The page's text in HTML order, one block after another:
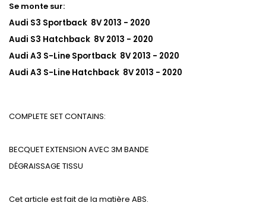
Se monte sur:
Audi S3 Sportback 8V 2013 - 2020
Audi S3 Hatchback 8V 2013 - 2020
Audi A3 S-Line Sportback 8V 2013 - 2020
Audi A3 S-Line Hatchback 8V 2013 - 2020
COMPLETE SET CONTAINS:
BECQUET EXTENSION AVEC 3M BANDE
DÉGRAISSAGE TISSU
Cet article est fait de la matière ABS.